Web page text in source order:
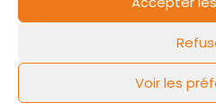
Voir les
Mentions légales